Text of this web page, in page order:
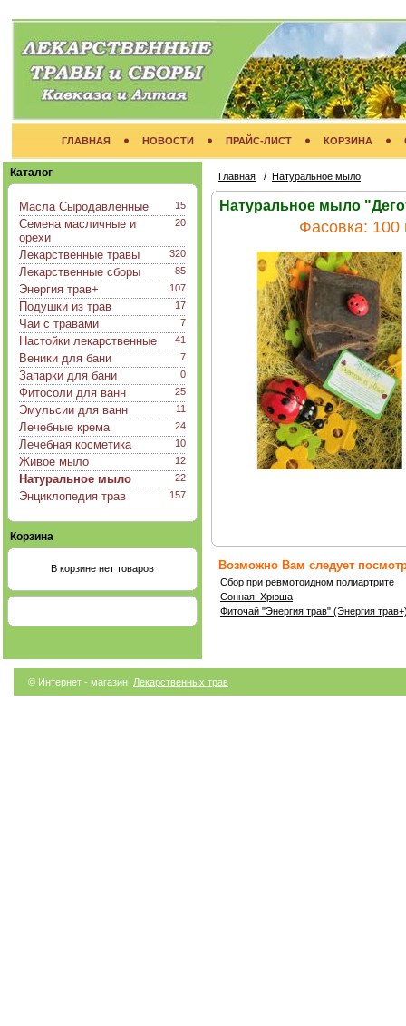
ГЛАВНАЯ НОВОСТИ ПРАЙС-ЛИСТ КОРЗИНА
Каталог
15
Масла Сыродавленные
20
Семена масличные и
орехи
320
Лекарственные травы
85
Лекарственные сборы
107
Энергия трав+
17
Подушки из трав
7
Чаи с травами
41
Настойки лекарственные
7
Веники для бани
0
Запарки для бани
25
Фитосоли для ванн
11
Эмульсии для ванн
24
Лечебные крема
10
Лечебная косметика
12
Живое мыло
22
Натуральное мыло
157
Энциклопедия трав
Корзина
В корзине нет товаров
Главная / Натуральное мыло
Натуральное мыло
Фасовка: 100
Возможно Вам следует
Сбор при ревмотоидном полиартрите
Сонная. Хрюша
Фиточай "Энергия трав" (Энергия
© Интернет - магазин Лекарственных трав